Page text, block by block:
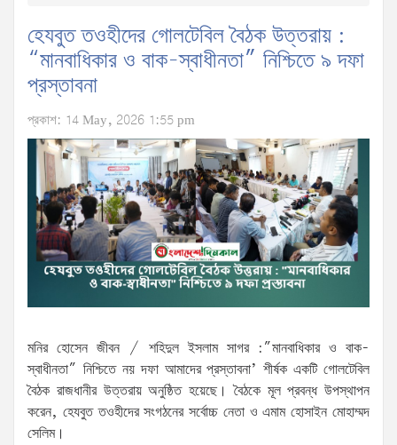
হেযবুত তওহীদের গোলটেবিল বৈঠক উত্তরায় :
“মানবাধিকার ও বাক-স্বাধীনতা” নিশ্চিতে ৯ দফা
প্রস্তাবনা
প্রকাশ: 14 May, 2026 1:55 pm
মনির হোসেন জীবন / শহিদুল ইসলাম সাগর :”মানবাধিকার ও বাক-
স্বাধীনতা” নিশ্চিতে নয় দফা আমাদের প্রস্তাবনা’ শীর্ষক একটি গোলটেবিল
বৈঠক রাজধানীর উত্তরায় অনুষ্ঠিত হয়েছে। বৈঠকে মূল প্রবন্ধ উপস্থাপন
করেন, হেযবুত তওহীদের সংগঠনের সর্বোচ্চ নেতা ও এমাম হোসাইন মোহাম্মদ
সেলিম।